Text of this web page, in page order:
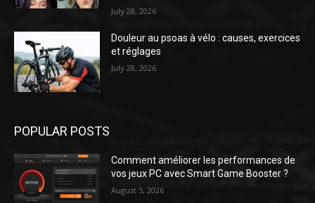
July 28, 2026
Douleur au psoas à vélo : causes, exercices
et réglages
July 28, 2026
POPULAR POSTS
Comment améliorer les performances de
vos jeux PC avec Smart Game Booster ?
August 5, 2026